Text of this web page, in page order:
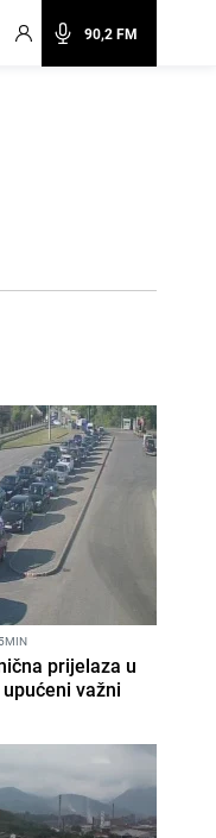
90,2 FM
prijelaza u
važni